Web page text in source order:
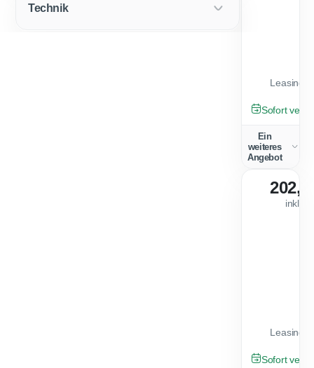
Technik
GEBRAUCHT
Sofort
Ein
weiteres
Angebot
NEU
inkl.
Sofort